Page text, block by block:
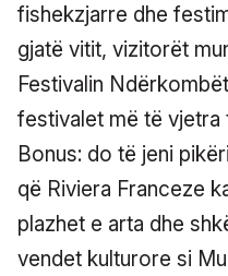
fishekzjarre dhe
gjatë vitit, vizitorët
Festivalin
festivalet më të vjetra
Bonus: do të jeni
që Riviera Franceze
plazhet e arta dhe
vendet kulturore si